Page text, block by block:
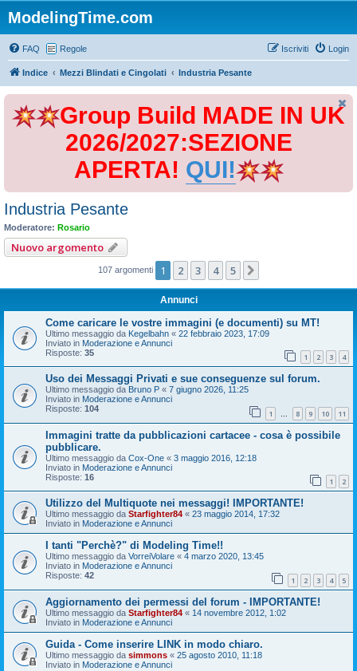
ModelingTime.com
FAQ Regole Login
Iscriviti
Indice Mezzi Blindati e Cingolati Industria Pesante
Group Build MADE IN UK
2026/2027:SEZIONE
APERTA! QUI!
Industria Pesante
Moderatore: Rosario
Nuovo argomento
107 argomenti 1 2 3 4 5
Annunci
Come caricare le vostre immagini (e documenti) su MT!
Ultimo messaggio da Kegelbahn « 22 febbraio 2023, 17:09
Inviato in Moderazione e Annunci
Risposte: 35 1 2 3 4
Uso dei Messaggi Privati e sue conseguenze sul forum.
Ultimo messaggio da Bruno P « 7 giugno 2026, 11:25
Inviato in Moderazione e Annunci
Risposte: 104 1 … 8 9 10 11
Immagini tratte da pubblicazioni cartacee - cosa è possibile
pubblicare.
Ultimo messaggio da Cox-One « 3 maggio 2016, 12:18
Inviato in Moderazione e Annunci
Risposte: 16 1 2
Utilizzo del Multiquote nei messaggi! IMPORTANTE!
Ultimo messaggio da Starfighter84 « 23 maggio 2014, 17:32
Inviato in Moderazione e Annunci
I tanti "Perchè?" di Modeling Time!!
Ultimo messaggio da VorreiVolare « 4 marzo 2020, 13:45
Inviato in Moderazione e Annunci
Risposte: 42 1 2 3 4 5
Aggiornamento dei permessi del forum - IMPORTANTE!
Ultimo messaggio da Starfighter84 « 14 novembre 2012, 1:02
Inviato in Moderazione e Annunci
Guida - Come inserire LINK in modo chiaro.
Ultimo messaggio da simmons « 25 agosto 2010, 11:18
Inviato in Moderazione e Annunci